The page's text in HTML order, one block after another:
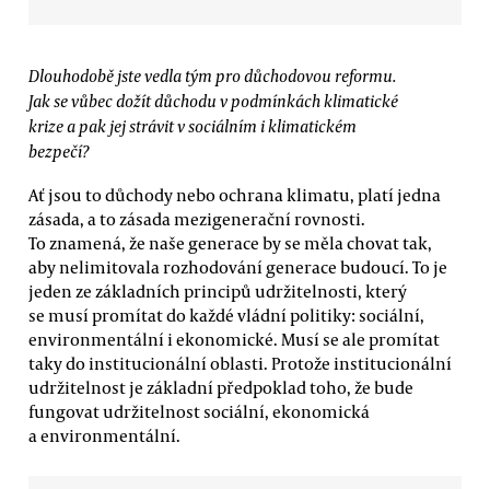
Dlouhodobě jste vedla tým pro důchodovou reformu.
Jak se vůbec dožít důchodu v podmínkách klimatické
krize a pak jej strávit v sociálním i klimatickém
bezpečí?
Ať jsou to důchody nebo ochrana klimatu, platí jedna
zásada, a to zásada mezigenerační rovnosti.
To znamená, že naše generace by se měla chovat tak,
aby nelimitovala rozhodování generace budoucí. To je
jeden ze základních principů udržitelnosti, který
se musí promítat do každé vládní politiky: sociální,
environmentální i ekonomické. Musí se ale promítat
taky do institucionální oblasti. Protože institucionální
udržitelnost je základní předpoklad toho, že bude
fungovat udržitelnost sociální, ekonomická
a environmentální.